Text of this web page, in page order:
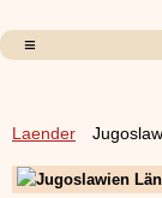
Laender